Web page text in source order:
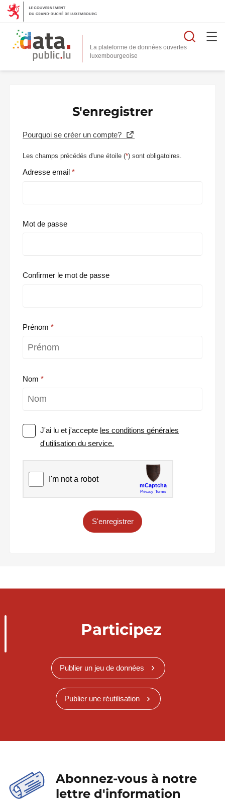
La plateforme de données ouvertes
S'enregistrer
Pourquoi se créer un compte?
Les champs précédés d'une étoile (*) sont obligatoires.
Adresse email
Mot de passe
Confirmer le mot de passe
Prénom
Nom
J'ai lu et j'accepte les conditions générales
d'utilisation du service.
S'enregistrer
Participez
Publier un jeu de données
Publier une réutilisation
Abonnez-vous à notre
lettre d'information